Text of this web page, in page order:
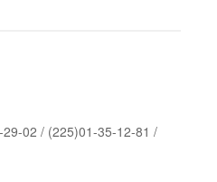
02 / (225)01-35-12-81 /